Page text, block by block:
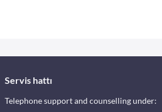
Servis hattı
Telephone support and counselling under: